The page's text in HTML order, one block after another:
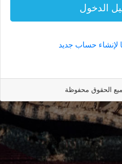
الدخول
لإنشاء حساب جديد